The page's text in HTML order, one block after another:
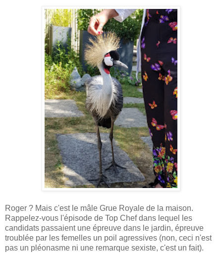
Roger ? Mais c'est le mâle Grue Royale de la maison.
Rappelez-vous l'épisode de Top Chef dans lequel les
candidats passaient une épreuve dans le jardin, épreuve
troublée par les femelles un poil agressives (non, ceci n'est
pas un pléonasme ni une remarque sexiste, c'est un fait).